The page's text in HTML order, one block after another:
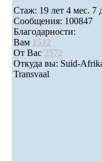
Стаж: 19 лет 4 мес. 7
Сообщения: 100847
Благодарности:
Вам 1512
От Вас 2572
Откуда вы: Suid-
Transvaal